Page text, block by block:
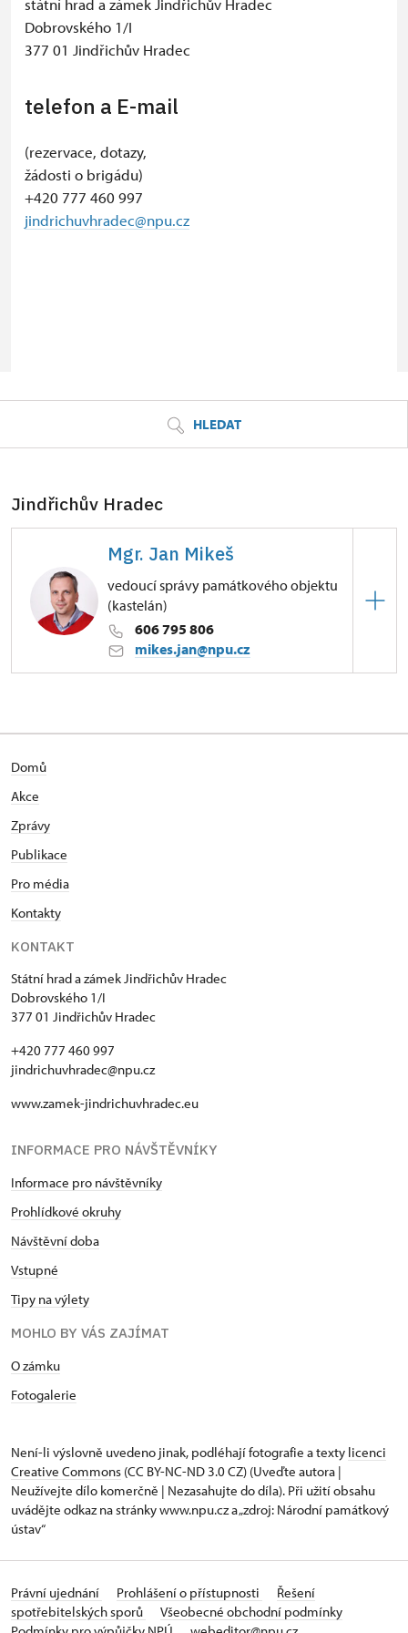
státní hrad a zámek Jindřichův Hradec
Dobrovského 1/I
377 01 Jindřichův Hradec
telefon a E-mail
(rezervace, dotazy,
žádosti o brigádu)
+420 777 460 997
jindrichuvhradec@npu.cz
HLEDAT
Jindřichův Hradec
Mgr. Jan Mikeš
vedoucí správy památkového objektu
(kastelán)
606 795 806
mikes.jan@npu.cz
Domů
Akce
Zprávy
Publikace
Pro média
Kontakty
KONTAKT
Státní hrad a zámek Jindřichův Hradec
Dobrovského 1/I
377 01 Jindřichův Hradec
+420 777 460 997
jindrichuvhradec@npu.cz
www.zamek-jindrichuvhradec.eu
INFORMACE PRO NÁVŠTĚVNÍKY
Informace pro návštěvníky
Prohlídkové okruhy
Návštěvní doba
Vstupné
Tipy na výlety
MOHLO BY VÁS ZAJÍMAT
O zámku
Fotogalerie
Není-li výslovně uvedeno jinak, podléhají fotografie a texty licenci
Creative Commons (CC BY-NC-ND 3.0 CZ) (Uveďte autora |
Neužívejte dílo komerčně | Nezasahujte do díla). Při užití obsahu
uvádějte odkaz na stránky www.npu.cz a „zdroj: Národní památkový
ústav“
Právní ujednání Prohlášení o přístupnosti
Řešení
spotřebitelských sporů
Všeobecné obchodní podmínky